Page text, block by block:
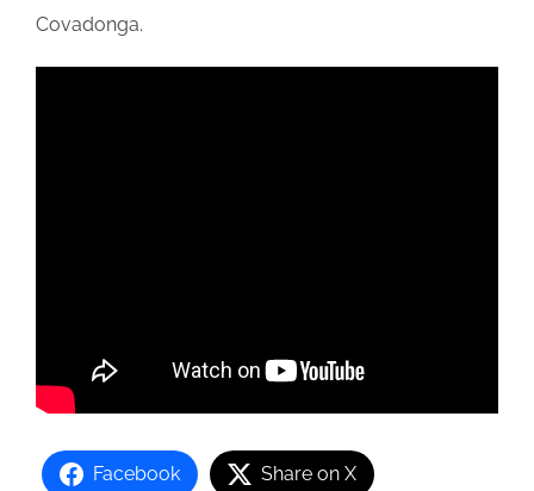
Covadonga.
Facebook Share on X